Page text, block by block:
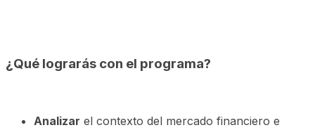
¿Qué lograrás con el programa?
Analizar el contexto del mercado financiero e